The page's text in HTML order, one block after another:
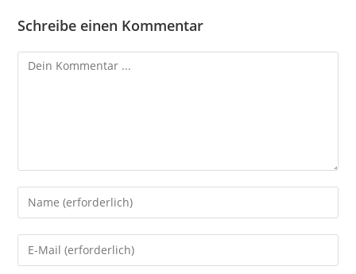
Schreibe einen Kommentar
Kommentieren
Gib
deinen
Namen
oder
Gib
deine